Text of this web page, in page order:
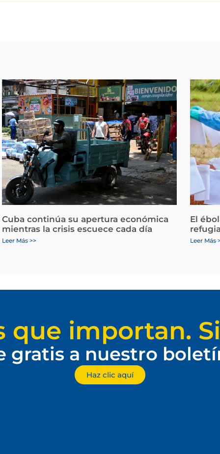
Cuba continúa su apertura económica
mientras la crisis escuece cada día
Leer Más >>
El
Leer Más
que importan.
gratis a nuestro
Haz clic aquí